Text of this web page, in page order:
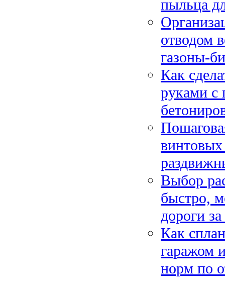
пыльца
отводом
газоны-
Как
руками с
Выбор
быстро,
дороги
Как
гаражом
норм по